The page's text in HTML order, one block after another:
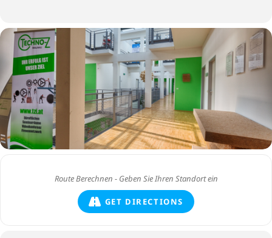
GET DIRECTIONS